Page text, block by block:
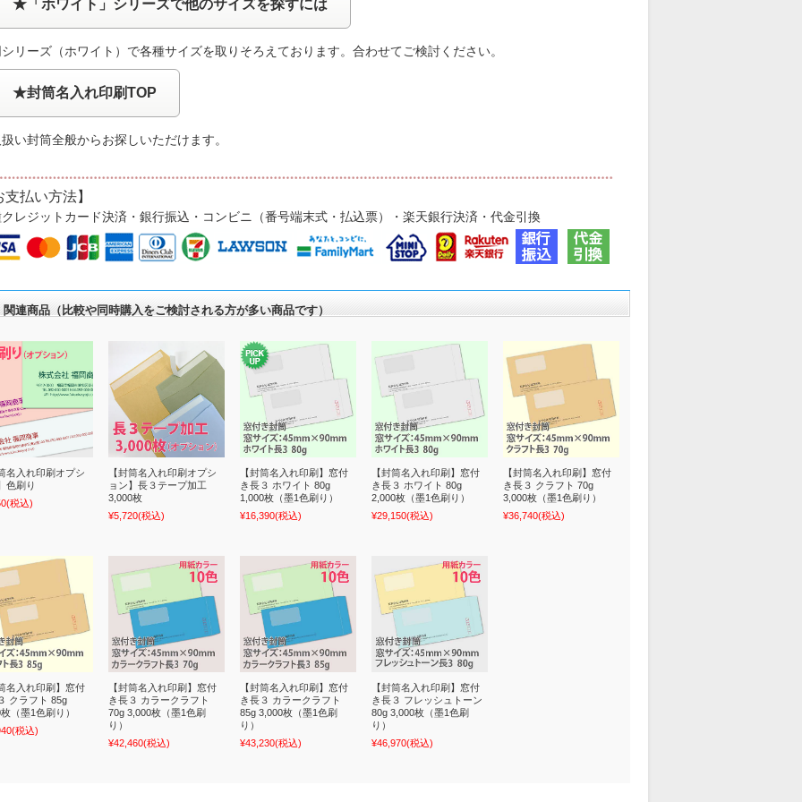
★「ホワイト」シリーズで他のサイズを探すには
リーズ（ホワイト）で各種サイズを取りそろえております。合わせてご検討ください。
★封筒名入れ印刷TOP
い封筒全般からお探しいただけます。
支払い方法】
レジットカード決済・銀行振込・コンビニ（番号端末式・払込票）・楽天銀行決済・代金引換
関連商品（比較や同時購入をご検討される方が多い商品です）
名入れ印刷オプシ
色刷り
(税込)
【封筒名入れ印刷オプシ
ョン】長３テープ加工
3,000枚
¥5,720(税込)
【封筒名入れ印刷】窓付
き長３ ホワイト 80g
1,000枚（墨1色刷り）
¥16,390(税込)
【封筒名入れ印刷】窓付
き長３ ホワイト 80g
2,000枚（墨1色刷り）
¥29,150(税込)
【封筒名入れ印刷】窓付
き長３ クラフト 70g
3,000枚（墨1色刷り）
¥36,740(税込)
名入れ印刷】窓付
クラフト 85g
（墨1色刷り）
(税込)
【封筒名入れ印刷】窓付
き長３ カラークラフト
70g 3,000枚（墨1色刷
り）
¥42,460(税込)
【封筒名入れ印刷】窓付
き長３ カラークラフト
85g 3,000枚（墨1色刷
り）
¥43,230(税込)
【封筒名入れ印刷】窓付
き長３ フレッシュトーン
80g 3,000枚（墨1色刷
り）
¥46,970(税込)